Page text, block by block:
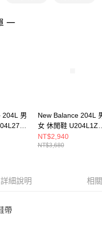
用者請事先徵得法定代理人或監護人
付」，若未經同意申辦者引起之損失
一
204L 男
New Balance 204L
女 休閒鞋 U204L1ZH-
D
NT$2,940
NT$3,680
詳細說明 相
帶